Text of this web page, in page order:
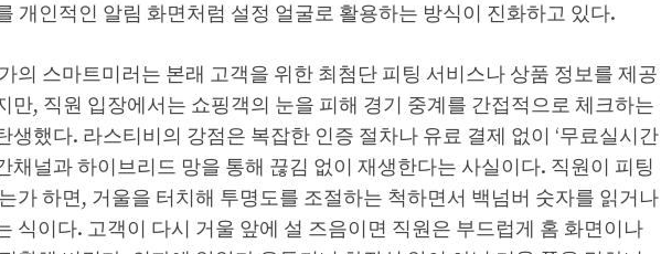
개인적인 알림 화면처럼 설정 얼굴로 활용하는 방식이 진화하고 있다.
의 스마트미러는 본래 고객을 위한 최첨단 피팅 서비스나 상품 정보를 제공
만, 직원 입장에서는 쇼핑객의 눈을 피해 경기 중계를 간접적으로 체크하는
생했다. 라스티비의 강점은 복잡한 인증 절차나 유료 결제 없이 ‘무료실시간
채널과 하이브리드 망을 통해 끊김 없이 재생한다는 사실이다. 직원이 피팅
가 하면, 거울을 터치해 투명도를 조절하는 척하면서 백넘버 숫자를 읽거나
식이다. 고객이 다시 거울 앞에 설 즈음이면 직원은 부드럽게 홈 화면이나